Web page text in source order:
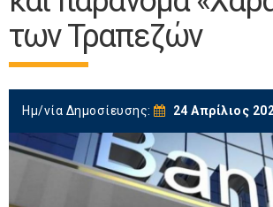
των Τραπεζών
Ημ/νία Δημοσίευσης: 24 Απρίλιος